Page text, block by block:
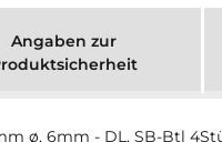
Angaben zur
ø, 6mm - DL, SB-Btl